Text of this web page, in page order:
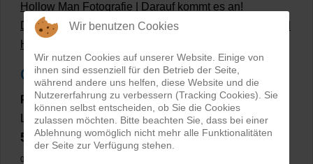
Hollow Man Fotografie | Darauf kommt es an!
Dateiformate und Bilder mit transparentem Hintergrund
Hollowman und Produktfotografie
Google Rezensionen
PRO-ducto GmbH, Fotografie und Bildbearbeitung in
Lichtenau
5,0⭐⭐⭐⭐⭐ bei144 Google-Rezensionen (Stand
02.01.2026)
Wir benutzen Cookies
Wir nutzen Cookies auf unserer Website. Einige von
ihnen sind essenziell für den Betrieb der Seite,
während andere uns helfen, diese Website und die
Nutzererfahrung zu verbessern (Tracking Cookies). Sie
können selbst entscheiden, ob Sie die Cookies
zulassen möchten. Bitte beachten Sie, dass bei einer
Ablehnung womöglich nicht mehr alle Funktionalitäten
der Seite zur Verfügung stehen.